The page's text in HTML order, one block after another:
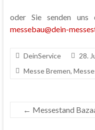
oder Sie senden uns
messebau@dein-
DeinService
28.
Messe Bremen,
← Messestand